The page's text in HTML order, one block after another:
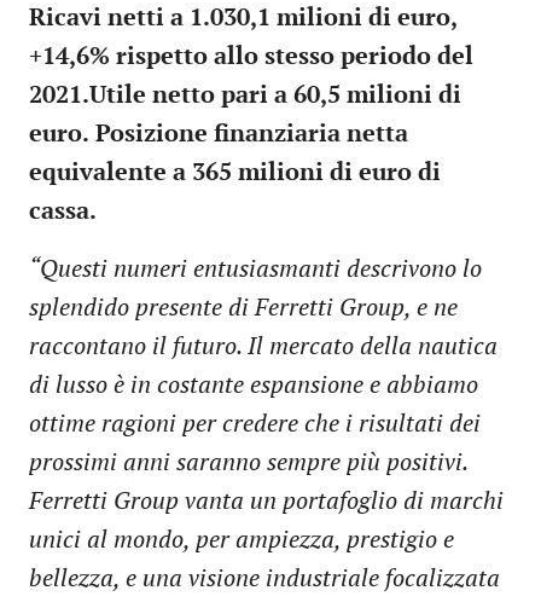
Ricavi netti a 1.030,1 milioni di euro,
+14,6% rispetto allo stesso periodo del
2021.Utile netto pari a 60,5 milioni di
euro. Posizione finanziaria netta
equivalente a 365 milioni di euro di
cassa.
“Questi numeri entusiasmanti descrivono lo
splendido presente di Ferretti Group, e ne
raccontano il futuro. Il mercato della nautica
di lusso è in costante espansione e abbiamo
ottime ragioni per credere che i risultati dei
prossimi anni saranno sempre più positivi.
Ferretti Group vanta un portafoglio di marchi
unici al mondo, per ampiezza, prestigio e
bellezza, e una visione industriale focalizzata